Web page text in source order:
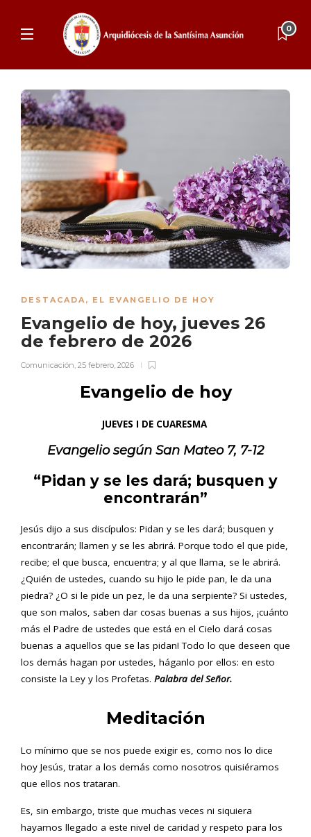
0
DESTACADA, EL EVANGELIO DE HOY
Evangelio de hoy, jueves 26
de febrero de 2026
Comunicación, 25 febrero, 2026
Evangelio de hoy
JUEVES I DE CUARESMA
Evangelio según San Mateo 7, 7-12
“Pidan y se les dará; busquen y
encontrarán”
Jesús dijo a sus discípulos: Pidan y se les dará; busquen y
encontrarán; llamen y se les abrirá. Porque todo el que pide,
recibe; el que busca, encuentra; y al que llama, se le abrirá.
¿Quién de ustedes, cuando su hijo le pide pan, le da una
piedra? ¿O si le pide un pez, le da una serpiente? Si ustedes,
que son malos, saben dar cosas buenas a sus hijos, ¡cuánto
más el Padre de ustedes que está en el Cielo dará cosas
buenas a aquellos que se las pidan! Todo lo que deseen que
los demás hagan por ustedes, háganlo por ellos: en esto
consiste la Ley y los Profetas. Palabra del Señor.
Meditación
Lo mínimo que se nos puede exigir es, como nos lo dice
hoy Jesús, tratar a los demás como nosotros quisiéramos
que ellos nos trataran.
Es, sin embargo, triste que muchas veces ni siquiera
hayamos llegado a este nivel de caridad y respeto para los